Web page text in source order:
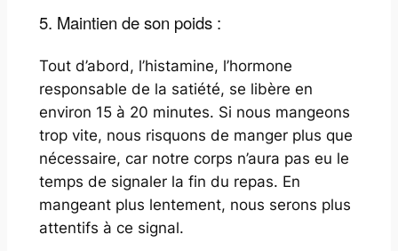
5. Maintien de son poids :
Tout d’abord, l’histamine, l’hormone
responsable de la satiété, se libère en
environ 15 à 20 minutes. Si nous mangeons
trop vite, nous risquons de manger plus que
nécessaire, car notre corps n’aura pas eu le
temps de signaler la fin du repas. En
mangeant plus lentement, nous serons plus
attentifs à ce signal.